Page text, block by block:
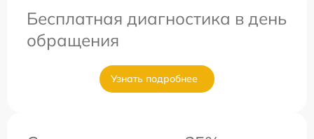
Бесплатная диагностика в день
обращения
Узнать подробнее